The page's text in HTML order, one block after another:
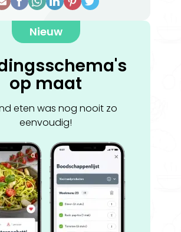
Nieuw
op maat
eten was nog nooit zo
eenvoudig!